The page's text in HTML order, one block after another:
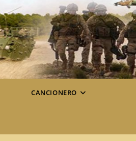
CANCIONERO